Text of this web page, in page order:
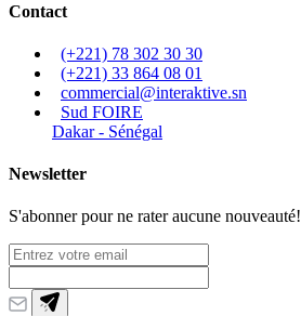
Contact
(+221) 78 302 30 30
(+221) 33 864 08 01
commercial@interaktive.sn
Sud FOIRE
Dakar - Sénégal
Newsletter
S'abonner pour ne rater aucune nouveauté!